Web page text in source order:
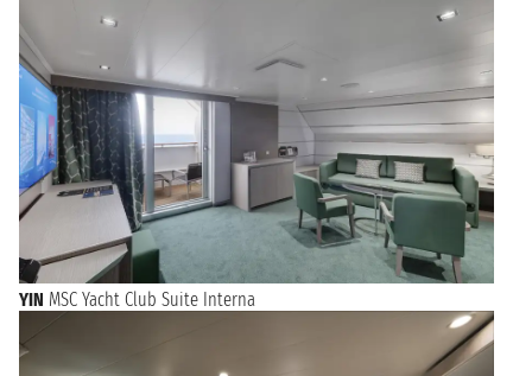
YIN MSC Yacht Club Suite Interna